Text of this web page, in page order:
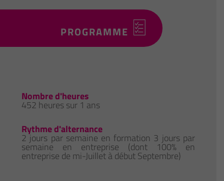
PROGRAMME
Nombre d'heures
452 heures sur 1 ans
Rythme d'alternance
2 jours par semaine en formation 3 jours par
semaine en entreprise (dont 100% en
entreprise de mi-Juillet à début Septembre)